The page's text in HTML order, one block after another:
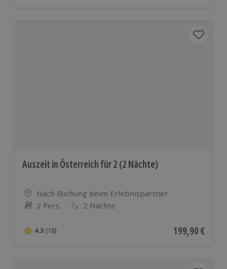
Auszeit in Österreich für 2 (2 Nächte)
Standort
Nach Buchung beim Erlebnispartner
Anzahl der Teilnehmer
2 Pers. 2 Nächte
4.3 von 5 Sternen basierend auf 18 Bewertungen
4.3 (18) Aktueller Preis
199,90 €